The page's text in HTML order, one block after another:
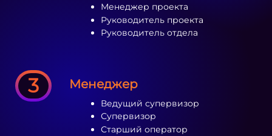
3 Менеджер
Ведущий супервизор
Супервизор
Старший оператор
Менеджер проекта
Руководитель проекта
Руководитель отдела